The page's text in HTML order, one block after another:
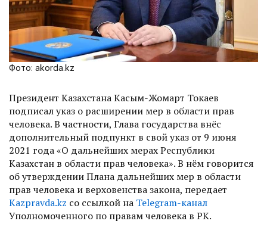
Фото: akorda.kz
Президент Казахстана Касым-Жомарт Токаев
подписал указ о расширении мер в области прав
человека. В частности, Глава государства внёс
дополнительный подпункт в свой указ от 9 июня
2021 года «О дальнейших мерах Республики
Казахстан в области прав человека». В нём говорится
об утверждении Плана дальнейших мер в области
прав человека и верховенства закона, передает
Kazpravda.kz со ссылкой на Telegram-канал
Уполномоченного по правам человека в РК.